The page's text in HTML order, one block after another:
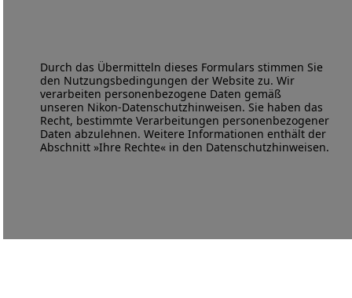
Durch das Übermitteln dieses Formulars stimmen Sie
den Nutzungsbedingungen der Website zu. Wir
verarbeiten personenbezogene Daten gemäß
unseren Nikon-Datenschutzhinweisen. Sie haben das
Recht, bestimmte Verarbeitungen personenbezogener
Daten abzulehnen. Weitere Informationen enthält der
Abschnitt »Ihre Rechte« in den Datenschutzhinweisen.